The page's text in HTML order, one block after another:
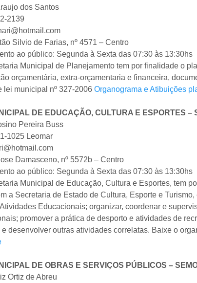
dos Santos
2139
Silvio de Farias, nº 4571 – Centro
ao público: Segunda à Sexta das 07:30 às 13:30hs
Municipal de Planejamento tem por finalidade o
orçamentária, extra-orçamentaria e financeira,
lei municipal nº 327-2006 Organograma e Atibuições
DE EDUCAÇÃO, CULTURA E ESPORTES –
Pereira Buss
1025 Leomar
Damasceno, nº 5572b – Centro
ao público: Segunda à Sexta das 07:30 às 13:30hs
Municipal de Educação, Cultura e Esportes, tem
a Secretaria de Estado de Cultura, Esporte e
Educacionais; organizar, coordenar e
promover a prática de desporto e atividades de
desenvolver outras atividades correlatas. Baixe o
DE OBRAS E SERVIÇOS PÚBLICOS –
Ortiz de Abreu